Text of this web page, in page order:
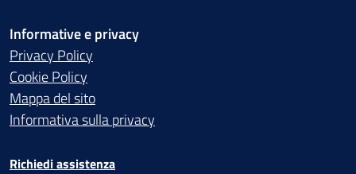
Informative e privacy
Privacy Policy
Cookie Policy
Mappa del sito
Informativa sulla privacy
Richiedi assistenza